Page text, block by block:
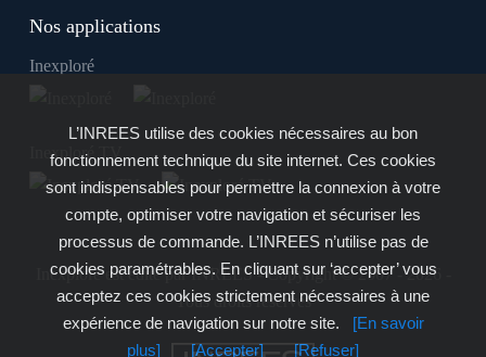
Nos applications
Inexploré
Inexploré TV
Inexploré est édité par INREES - Copyright © 2007 - 2026 -
Tous droits réservés
L’INREES utilise des cookies nécessaires au bon
fonctionnement technique du site internet. Ces cookies
sont indispensables pour permettre la connexion à votre
compte, optimiser votre navigation et sécuriser les
processus de commande. L’INREES n’utilise pas de
cookies paramétrables. En cliquant sur ‘accepter’ vous
acceptez ces cookies strictement nécessaires à une
expérience de navigation sur notre site.
[En savoir
plus]
[Accepter] [Refuser]